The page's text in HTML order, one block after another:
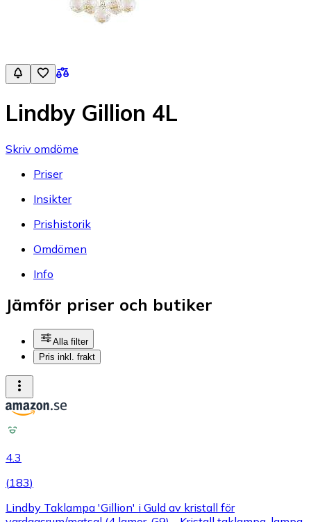
Lindby Gillion 4L
Skriv omdöme
Priser
Insikter
Prishistorik
Omdömen
Info
Jämför priser och butiker
Alla filter
Pris inkl. frakt
4.3
(183)
Lindby Taklampa 'Gillion' i Guld av kristall för